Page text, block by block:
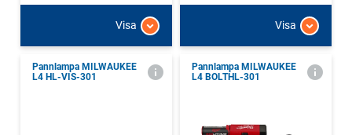
Visa Visa
Pannlampa MILWAUKEE
L4 HL-VIS-301
Pannlampa MILWAUKEE
L4 BOLTHL-301